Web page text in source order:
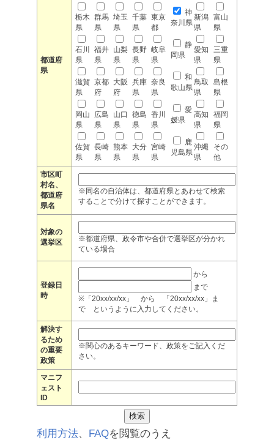
都道府
県
栃木
県
群馬
県
埼玉
県
千葉
県
東京
都
神
奈川県
新潟
県
富山
県
石川
県
福井
県
山梨
県
長野
県
岐阜
県
静
岡県
愛知
県
三重
県
滋賀
県
京都
府
大阪
府
兵庫
県
奈良
県
和
歌山県
鳥取
県
島根
県
岡山
県
広島
県
山口
県
徳島
県
香川
県
愛
媛県
高知
県
福岡
県
佐賀
県
長崎
県
熊本
県
大分
県
宮崎
県
鹿
児島県
沖縄
県
その
他
市区町
村名、
都道府
県名
※同名の自治体は、都道府県とあわせて検索
することで分けて探すことができます。
対象の
選挙区
※都道府県、政令市や合併で選挙区が分かれ
ている場合
登録日
時
から
まで
※「20xx/xx/xx」 から 「20xx/xx/xx」ま
で というように入力してください。
解決す
るため
の重要
政策
※関心のあるキーワード、政策をご記入くだ
さい。
マニフ
ェスト
ID
利用方法、 FAQを閲覧のうえ